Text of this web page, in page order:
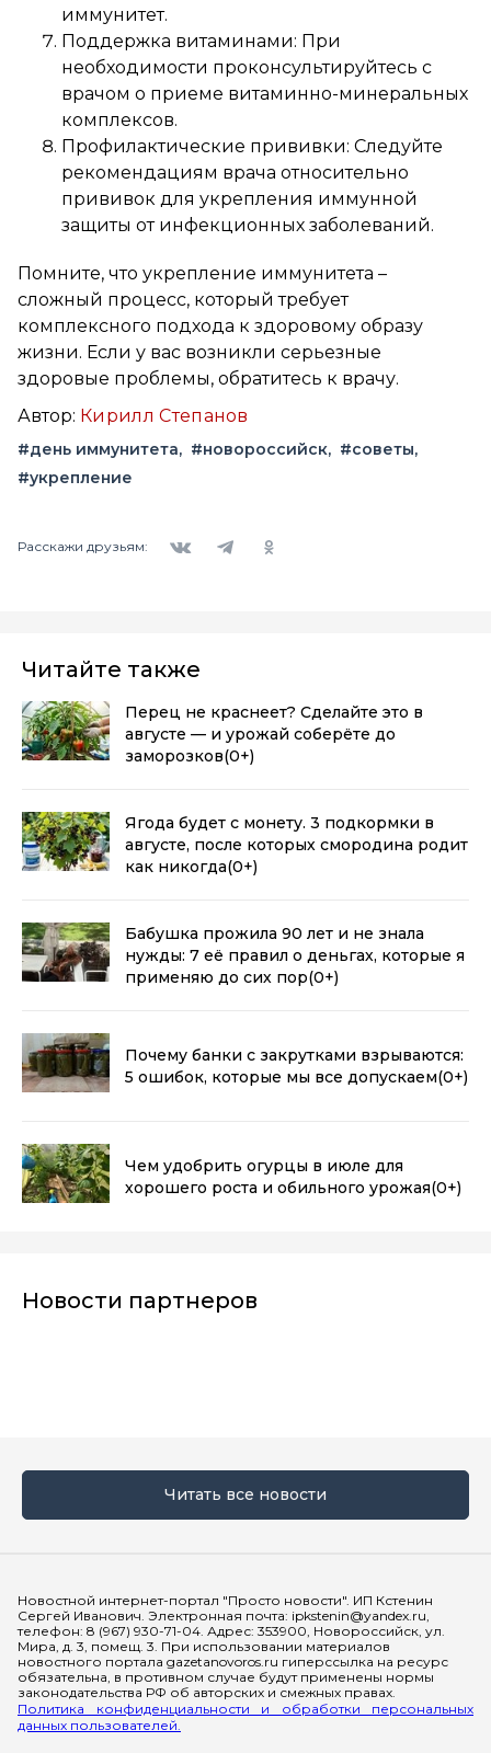
иммунитет.
Поддержка витаминами: При
необходимости проконсультируйтесь с
врачом о приеме витаминно-минеральных
комплексов.
Профилактические прививки: Следуйте
рекомендациям врача относительно
прививок для укрепления иммунной
защиты от инфекционных заболеваний.
Помните, что укрепление иммунитета –
сложный процесс, который требует
комплексного подхода к здоровому образу
жизни. Если у вас возникли серьезные
здоровые проблемы, обратитесь к врачу.
Автор: Кирилл Степанов
#день иммунитета #новороссийск
#советы
#укрепление
Расскажи друзьям:
Читайте также
Перец не краснеет? Сделайте это в
августе — и урожай соберёте до
заморозков(0+)
Ягода будет с монету. 3 подкормки в
августе, после которых смородина родит
как никогда(0+)
Бабушка прожила 90 лет и не знала
нужды: 7 её правил о деньгах, которые я
применяю до сих пор(0+)
Почему банки с закрутками взрываются:
5 ошибок, которые мы все допускаем(0+)
Чем удобрить огурцы в июле для
хорошего роста и обильного урожая(0+)
Новости партнеров
Читать все новости
Новостной интернет-портал "Просто новости". ИП Кстенин
Сергей Иванович. Электронная почта: ipkstenin@yandex.ru,
телефон: 8 (967) 930-71-04. Адрес: 353900, Новороссийск, ул.
Мира, д. 3, помещ. 3. При использовании материалов
новостного портала gazetanovoros.ru гиперссылка на ресурс
обязательна, в противном случае будут применены нормы
законодательства РФ об авторских и смежных правах.
Политика конфиденциальности и обработки персональных
данных пользователей.